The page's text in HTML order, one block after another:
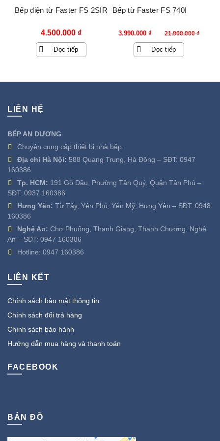
Bếp điện từ Faster FS 2SIR
4.500.000 ₫
Đọc tiếp
Bếp từ Faster FS 740I
21.900.000₫
Giá
gốc
3.990.000 ₫
Giá
hiện
tại
Đọc tiếp
LIÊN HỆ
BẾP AN DƯƠNG
Chuyên cung cấp thiết bị nhà bếp.
Địa chỉ Hà Nội: 588 Quang Trung, Hà Đông – SĐT: 0947
160386
Tp. HCM: 191 Gò Dầu, Phường Tân Quý, Quận Tân Phú –
SĐT: 0937 160386
Hưng Yên: Từ Tây, Yên Phú, Yên Mỹ, Hưng Yên – SĐT: 0948
160386
Nghệ An: Chợ Phuống, Thanh Giang, Thanh Chương, Nghệ
An – SĐT: 0947 160386
Hotline: 0947 160386
LIÊN KẾT
Chính sách bảo mật thông tin
Chính sách đổi trả hàng
Chính sách bảo hành
Hướng dẫn mua hàng và thanh toán
FACEBOOK
BẢN ĐỒ